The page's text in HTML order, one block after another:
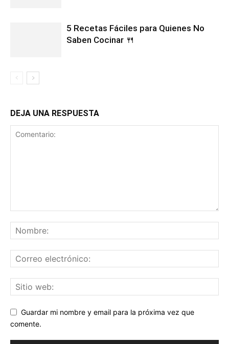
5 Recetas Fáciles para Quienes No
Saben Cocinar 🍴
DEJA UNA RESPUESTA
Guardar mi nombre y email para la próxima vez que
comente.